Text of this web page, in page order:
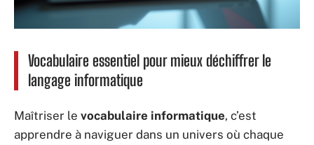
Vocabulaire essentiel pour mieux déchiffrer le
langage informatique
Maîtriser le vocabulaire informatique, c’est
apprendre à naviguer dans un univers où chaque